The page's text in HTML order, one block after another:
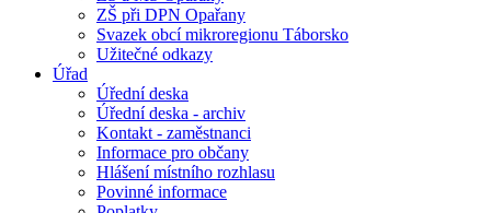
ZŠ při DPN Opařany
Svazek obcí mikroregionu Táborsko
Užitečné odkazy
Úřad
Úřední deska
Úřední deska - archiv
Kontakt - zaměstnanci
Informace pro občany
Hlášení místního rozhlasu
Povinné informace